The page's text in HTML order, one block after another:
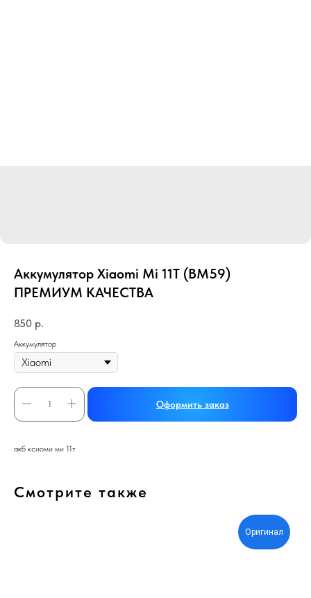
Аккумулятор Xiaomi Mi 11T (BM59)
ПРЕМИУМ КАЧЕСТВА
850 р.
Аккумулятор
Оформить заказ
акб ксиоми ми 11т
Смотрите также
Оригинал